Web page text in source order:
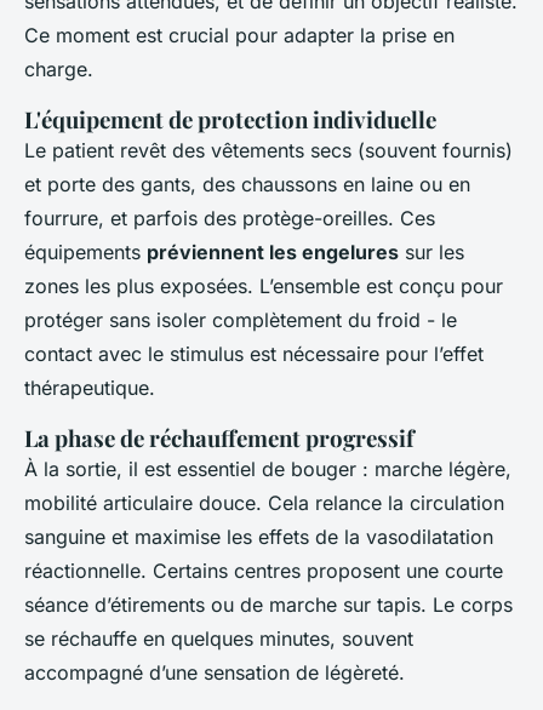
Ce moment est crucial pour adapter la prise en
charge.
L'équipement de protection individuelle
Le patient revêt des vêtements secs (souvent fournis)
et porte des gants, des chaussons en laine ou en
fourrure, et parfois des protège-oreilles. Ces
équipements préviennent les engelures sur les
zones les plus exposées. L’ensemble est conçu pour
protéger sans isoler complètement du froid - le
contact avec le stimulus est nécessaire pour l’effet
thérapeutique.
La phase de réchauffement progressif
À la sortie, il est essentiel de bouger : marche légère,
mobilité articulaire douce. Cela relance la circulation
sanguine et maximise les effets de la vasodilatation
réactionnelle. Certains centres proposent une courte
séance d’étirements ou de marche sur tapis. Le corps
se réchauffe en quelques minutes, souvent
accompagné d’une sensation de légèreté.